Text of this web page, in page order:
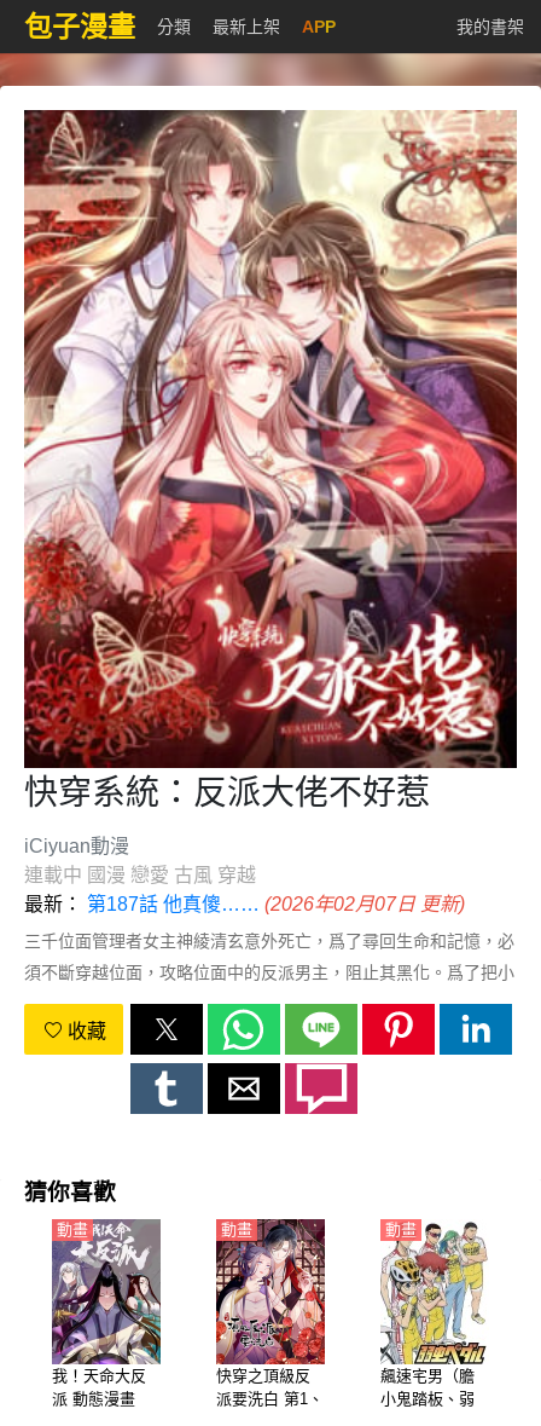
包子漫畫 分類 最新上架 APP 我的書架
快穿系統：反派大佬不好惹
iCiyuan動漫
連載中 國漫 戀愛 古風 穿越
最新： 第187話 他真傻…… (2026年02月07日 更新)
三千位面管理者女主神綾清玄意外死亡，爲了尋回生命和記憶，必
須不斷穿越位面，攻略位面中的反派男主，阻止其黑化。爲了把小
黑蓮男主染回小白蓮，女主神用她的實際行動告訴圍繞在男主身邊
的妖豔賤貨們：無論哪個世界，你爸爸還是你爸爸！
收藏
猜你喜歡
我！天命大反
派 動態漫畫
動畫
快穿之頂級反
派要洗白 第1、
動畫
飆速宅男（膽
小鬼踏板、弱
動畫